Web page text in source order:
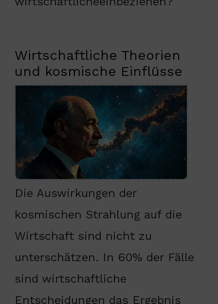
Wirtschaftliche Theorien
und kosmische Einflüsse
Die Auswirkungen der
kosmischen Strahlung auf die
Wirtschaft sind nicht zu
unterschätzen. In 60% der Fälle
sind wirtschaftliche
Entscheidungen das Ergebnis